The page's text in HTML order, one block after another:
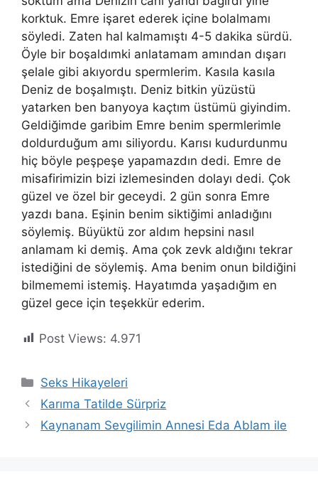
korktuk. Emre işaret ederek içine bolalmamı
söyledi. Zaten hal kalmamıştı 4-5 dakika sürdü.
Öyle bir boşaldımki anlatamam amından dışarı
şelale gibi akıyordu spermlerim. Kasıla kasıla
Deniz de boşalmıştı. Deniz bitkin yüzüstü
yatarken ben banyoya kaçtım üstümü giyindim.
Geldiğimde garibim Emre benim spermlerimle
doldurduğum amı siliyordu. Karısı kudurdunmu
hiç böyle peşpeşe yapamazdın dedi. Emre de
misafirimizin bizi izlemesinden dolayı dedi. Çok
güzel ve özel bir geceydi. 2 gün sonra Emre
yazdı bana. Eşinin benim siktiğimi anladığını
söylemiş. Büyüktü zor aldım hepsini nasıl
anlamam ki demiş. Ama çok zevk aldığını tekrar
istediğini de söylemiş. Ama benim onun bildiğini
bilmememi istemiş. Hayatımda yaşadığım en
güzel gece için teşekkür ederim.
Post Views: 4.971
Kategoriler
Seks Hikayeleri
Karıma Tatilde Sürpriz
Kaynanam Sevgilimin Annesi Eda Ablam ile